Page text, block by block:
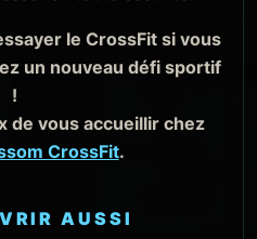
le CrossFit si vous
un nouveau défi sportif
!
de vous accueillir chez
CrossFit.
AUSSI